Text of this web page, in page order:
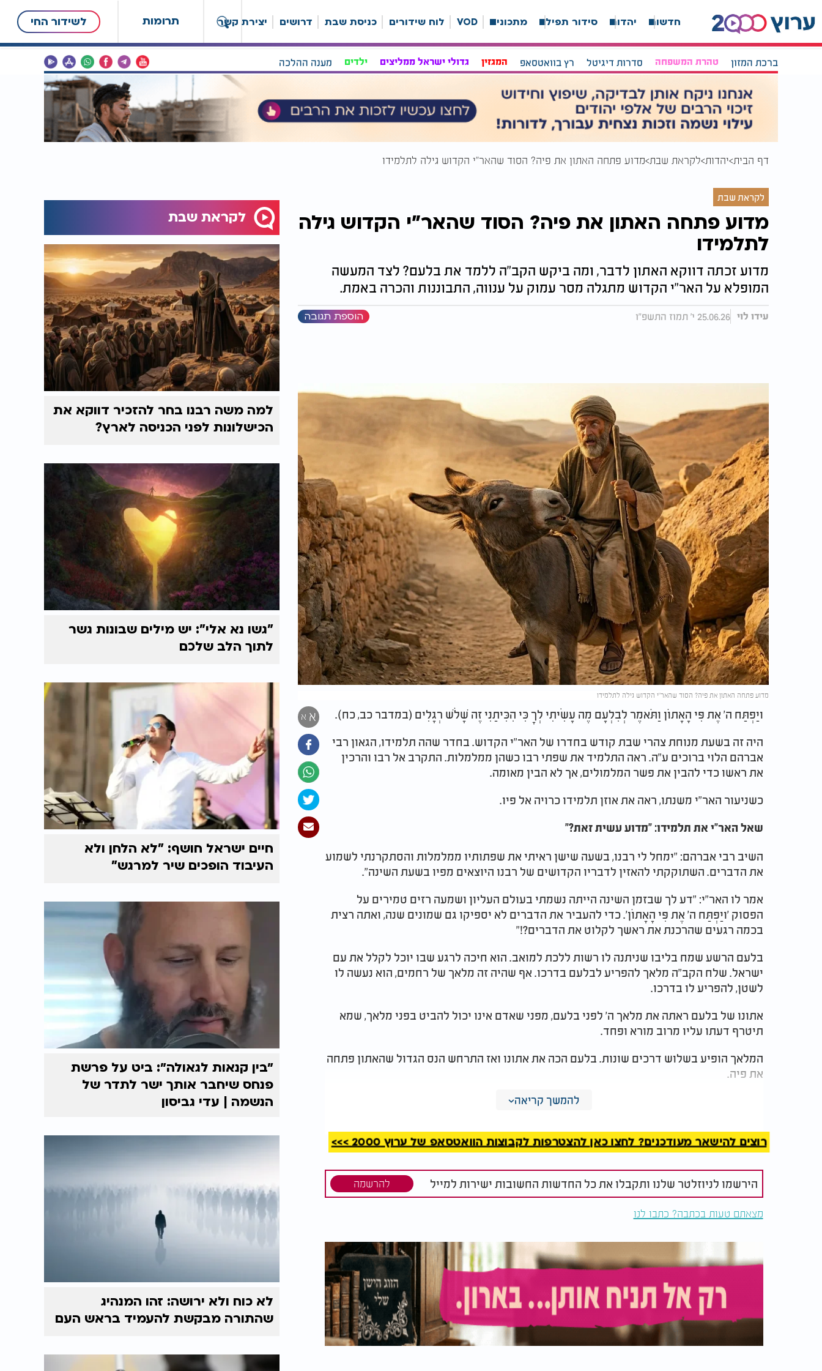
תרומות לשידור החי חדשות יהדות סידור תפילה מתכונים VOD לוח שידורים כניסת שבת דרושים יצירת קשר
ברכת המזון טהרת המשפחה סדרות דיגיטל רץ בוואטסאפ המגזין גדולי ישראל ממליצים ילדים מענה ההלכה
דף הבית יהדות לקראת שבת מדוע פתחה האתון את פיה? הסוד שהאר"י הקדוש גילה לתלמידו
לקראת שבת
מדוע פתחה האתון את פיה? הסוד שהאר"י הקדוש גילה
לתלמידו
מדוע זכתה דווקא האתון לדבר, ומה ביקש הקב"ה ללמד את בלעם? לצד המעשה
המופלא על האר"י הקדוש מתגלה מסר עמוק על ענווה, התבוננות והכרה באמת.
עידו לוי 25.06.26 י' תמוז התשפ"ו הוספת תגובה
מדוע פתחה האתון את פיה? הסוד שהאר"י הקדוש גילה לתלמידו
א א
ויַּפְתַּח ה' אֶת פִּי הָאָתוֹן וַתֹּאמֶר לְבִלְעָם מֶה עָשִׂיתִי לְךָ כִּי הִכִּיתַנִי זֶה שָׁלֹשׁ רְגָלִים (במדבר כב, כח).
היה זה בשעת מנוחת צהרי שבת קודש בחדרו של האר"י הקדוש. בחדר שהה תלמידו, הגאון רבי
אברהם הלוי ברוכים ע"ה. ראה התלמיד את שפתי רבו כשהן ממלמלות. התקרב אל רבו והרכין
את ראשו כדי להבין את פשר המלמולים, אך לא הבין מאומה.
כשניעור האר"י משנתו, ראה את אוזן תלמידו כרויה אל פיו.
שאל האר"י את תלמידו: "מדוע עשית זאת?"
השיב רבי אברהם: "ימחל לי רבנו, בשעה שישן ראיתי את שפתותיו ממלמלות והסתקרנתי לשמוע
את הדברים. השתוקקתי להאזין לדבריו הקדושים של רבנו היוצאים מפיו בשעת השינה".
אמר לו האר"י: "דע לך שבזמן השינה הייתה נשמתי בעולם העליון ושמעה רזים טמירים על
הפסוק 'ויַּפְתַּח ה' אֶת פִּי הָאָתוֹן'. כדי להעביר את הדברים לא יספיקו גם שמונים שנה, ואתה רצית
בכמה רגעים שהרכנת את ראשך לקלוט את הדברים?!"
בלעם הרשע שמח בליבו שניתנה לו רשות ללכת למואב. הוא חיכה לרגע שבו יוכל לקלל את עם
ישראל. שלח הקב"ה מלאך להפריע לבלעם בדרכו. אף שהיה זה מלאך של רחמים, הוא נעשה לו
לשטן, להפריע לו בדרכו.
אתונו של בלעם ראתה את מלאך ה' לפני בלעם, מפני שאדם אינו יכול להביט בפני מלאך, שמא
תיטרף דעתו עליו מרוב מורא ופחד.
המלאך הופיע בשלוש דרכים שונות. בלעם הכה את אתונו ואז התרחש הנס הגדול שהאתון פתחה
את פיה.
עשר קבלות להוספת
זכויות: מה עושה יהודי
בפרשה
וכך לעגה לו האתון: כדי להרוג בהמה עלובה אתה צריך חרב, ואילו אומה שלמה גדולה וחזקה
אתה הולך להשמיד בכוח פיך?!
ועוד אמרה לו האתון: שוטה שבעולם, אני בהמה שאינה עתידה לחיות בעולם הבא, ומכל מקום
אין בכוחך להרוג אותי. ואילו אומה זו, בני אברהם יצחק ויעקב, שבזכותם נברא העולם, והם חיים
וקיימים לעולם הבא, כלום עולה בדעתך שתוכל לעוקרם מן העולם?!
להמשך קריאה
רוצים להישאר מעודכנים? לחצו כאן להצטרפות לקבוצות הוואטסאפ של ערוץ 2000 >>>
הירשמו לניוזלטר שלנו ותקבלו את כל החדשות החשובות ישירות למייל להרשמה
מצאתם טעות בכתבה? כתבו לנו
לקראת שבת
למה משה רבנו בחר להזכיר דווקא את
הכישלונות לפני הכניסה לארץ?
"גשו נא אלי": יש מילים שבונות גשר
לתוך הלב שלכם
חיים ישראל חושף: "לא הלחן ולא
העיבוד הופכים שיר למרגש"
״בין קנאות לגאולה״: ביט על פרשת
פנחס שיחבר אותך ישר לתדר של
הנשמה | עדי גביסון
לא כוח ולא ירושה: זהו המנהיג
שהתורה מבקשת להעמיד בראש העם